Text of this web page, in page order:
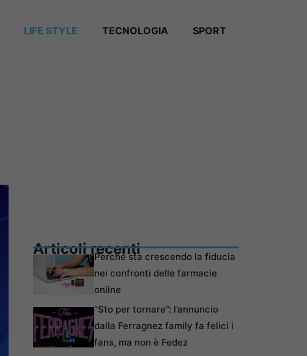
LIFE STYLE TECNOLOGIA SPORT
Articoli recentiPerché sta crescendo la fiducia
nei confronti delle farmacie
online
“Sto per tornare”: l’annuncio
dalla Ferragnez family fa felici i
fans, ma non è Fedez